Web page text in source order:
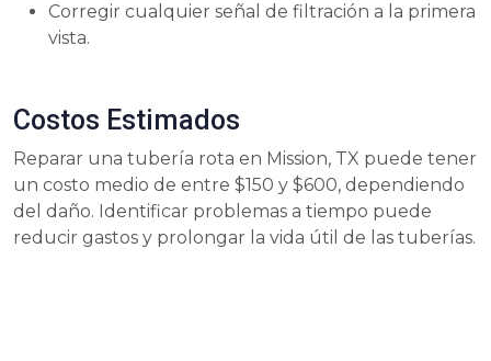
Corregir cualquier señal de filtración a la primera
vista.
Costos Estimados
Reparar una tubería rota en Mission, TX puede tener
un costo medio de entre $150 y $600, dependiendo
del daño. Identificar problemas a tiempo puede
reducir gastos y prolongar la vida útil de las tuberías.